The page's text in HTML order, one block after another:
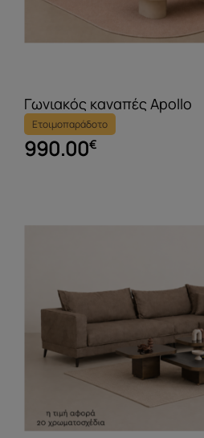
Γωνιακός καναπές Apollo
Ετοιμοπαράδοτο
990.00€